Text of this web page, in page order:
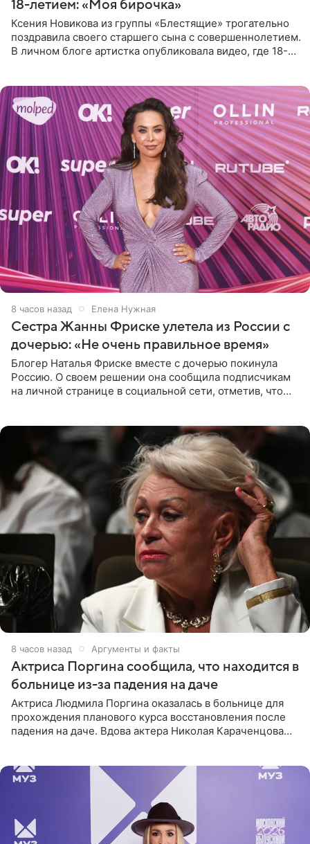
18-летием: «Моя бирочка»
Ксения Новикова из группы «Блестящие» трогательно
поздравила своего старшего сына с совершеннолетием.
В личном блоге артистка опубликовала видео, где 18-
8 часов назад Елена Нужная
Сестра Жанны Фриске улетела из России с
дочерью: «Не очень правильное время»
Блогер Наталья Фриске вместе с дочерью покинула
Россию. О своем решении она сообщила подписчикам
на личной странице в социальной сети, отметив, что
8 часов назад Аргументы и факты
Актриса Поргина сообщила, что находится в
больнице из-за падения на даче
Актриса Людмила Поргина оказалась в больнице для
прохождения планового курса восстановления после
падения на даче. Вдова актера Николая Караченцова